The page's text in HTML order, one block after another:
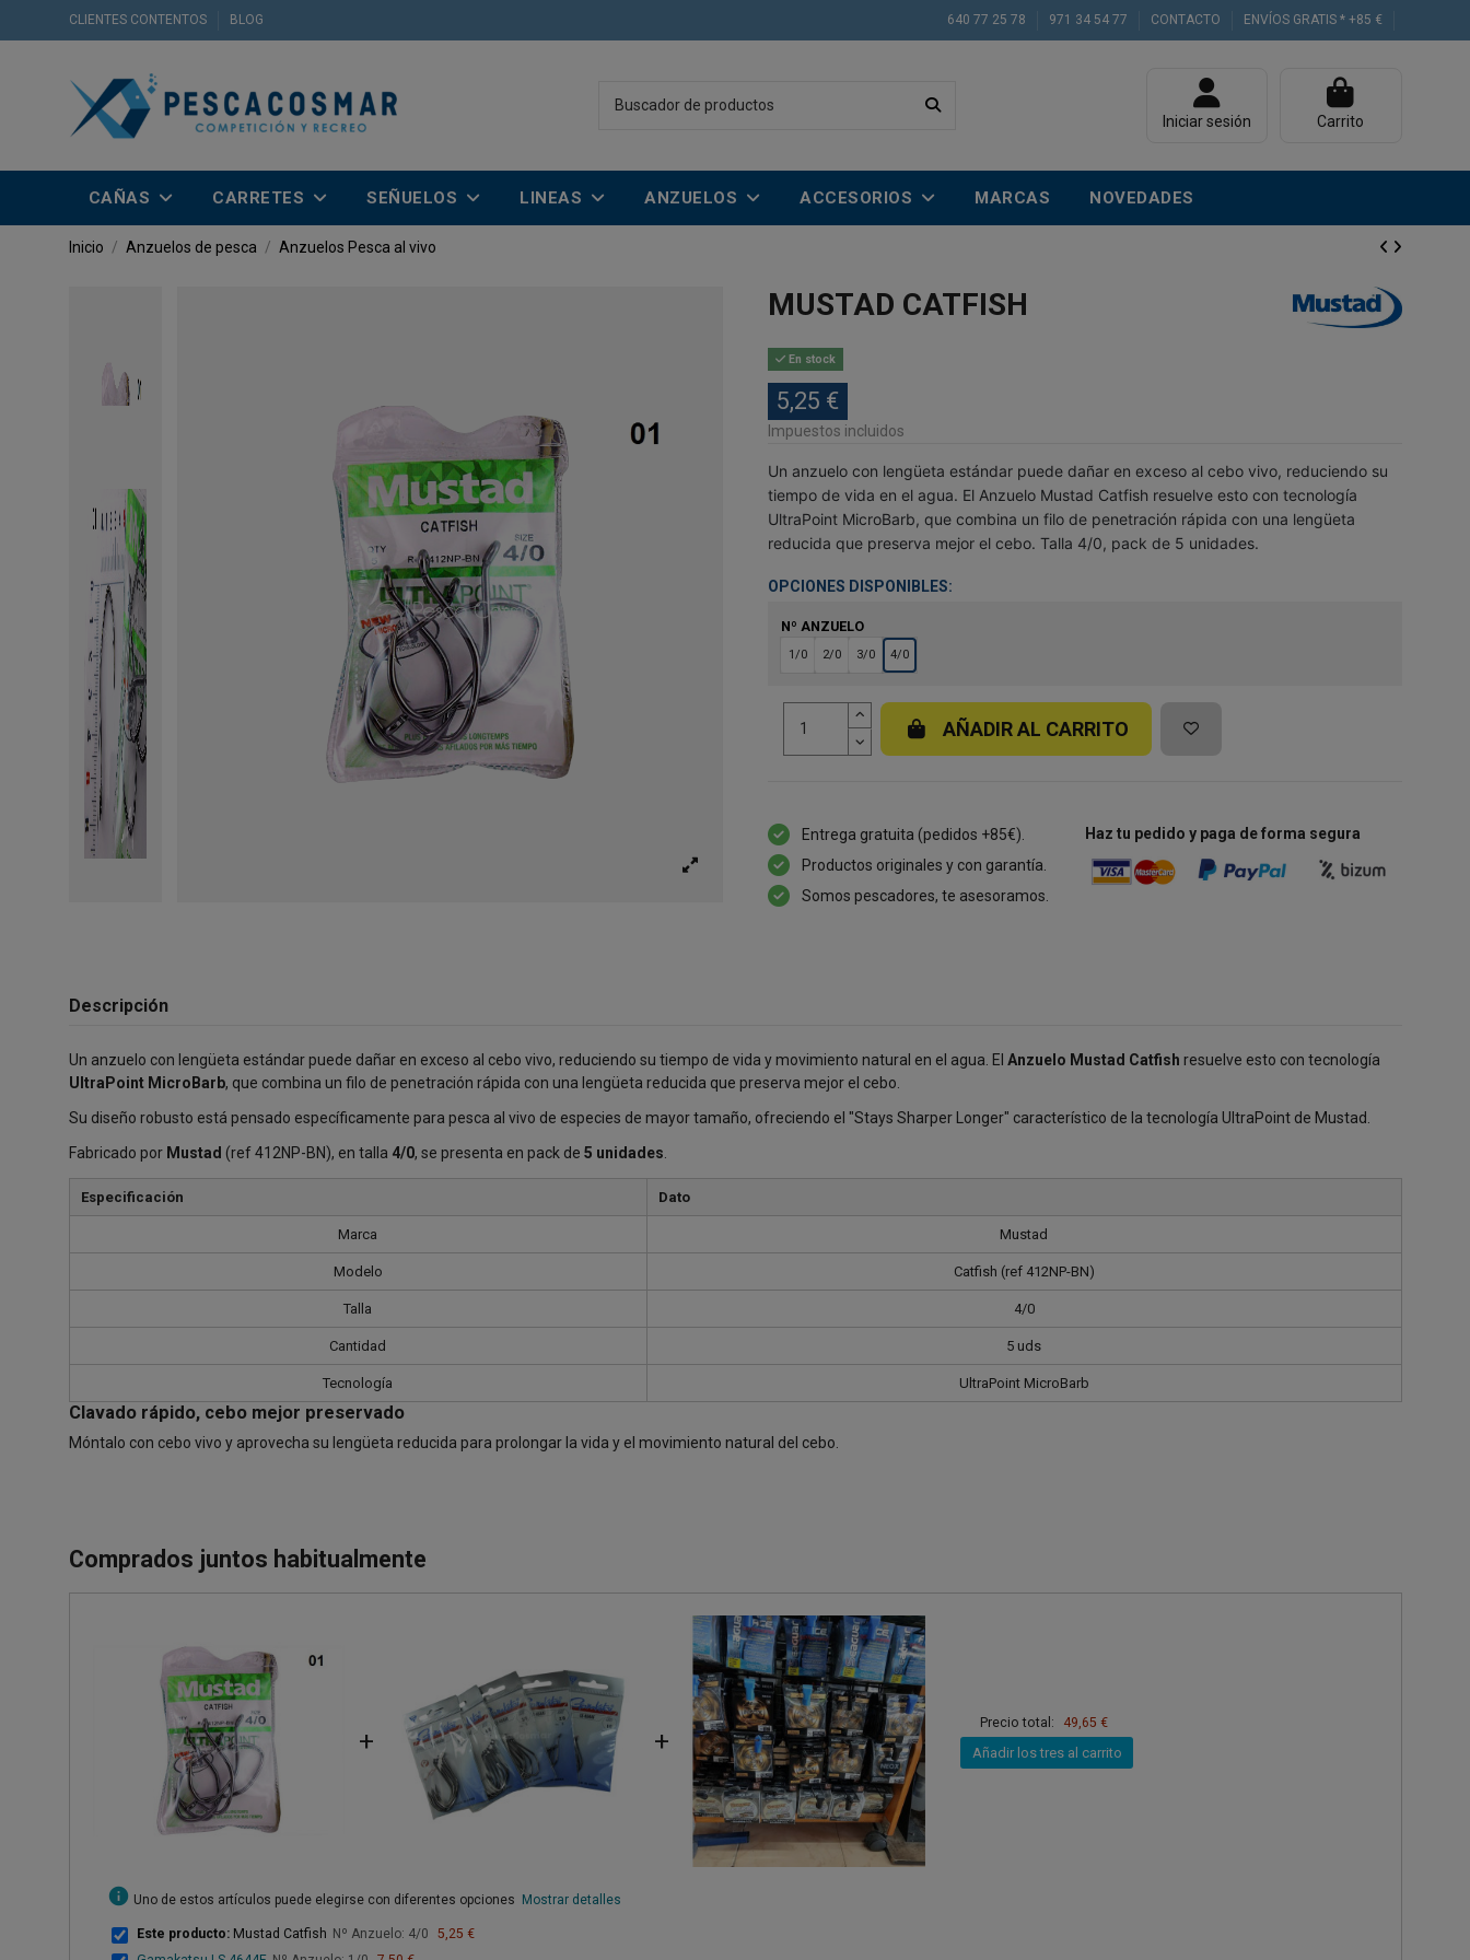
CLIENTES CONTENTOS BLOG 640 77 25 78 971 34 54 77 CONTACTO ENVÍOS GRATIS * +85 €
Iniciar sesión Carrito
CAÑAS CARRETES SEÑUELOS LINEAS ANZUELOS ACCESORIOS MARCAS NOVEDADES
Inicio Anzuelos de pesca Anzuelos Pesca al vivo
MUSTAD CATFISH
En stock
5,25 €
Impuestos incluidos
Un anzuelo con lengüeta estándar puede dañar en exceso al cebo vivo, reduciendo su
tiempo de vida en el agua. El Anzuelo Mustad Catfish resuelve esto con tecnología
UltraPoint MicroBarb, que combina un filo de penetración rápida con una lengüeta
reducida que preserva mejor el cebo. Talla 4/0, pack de 5 unidades.
OPCIONES DISPONIBLES:
Nº ANZUELO
1/0 2/0 3/0 4/0
AÑADIR AL CARRITO
Entrega gratuita (pedidos +85€).
Productos originales y con garantía.
Somos pescadores, te asesoramos.
Haz tu pedido y paga de forma segura
Descripción
Un anzuelo con lengüeta estándar puede dañar en exceso al cebo vivo, reduciendo su tiempo de vida y movimiento natural en el agua. El Anzuelo Mustad Catfish resuelve esto con tecnología
UltraPoint MicroBarb, que combina un filo de penetración rápida con una lengüeta reducida que preserva mejor el cebo.
Su diseño robusto está pensado específicamente para pesca al vivo de especies de mayor tamaño, ofreciendo el "Stays Sharper Longer" característico de la tecnología UltraPoint de Mustad.
Fabricado por Mustad (ref 412NP-BN), en talla 4/0, se presenta en pack de 5 unidades.
Especificación Dato
Marca Mustad
Modelo Catfish (ref 412NP-BN)
Talla 4/0
Cantidad 5 uds
Tecnología UltraPoint MicroBarb
Clavado rápido, cebo mejor preservado
Móntalo con cebo vivo y aprovecha su lengüeta reducida para prolongar la vida y el movimiento natural del cebo.
Comprados juntos habitualmente
+ +
Precio total: 49,65 €
Añadir los tres al carrito
info Uno de estos artículos puede elegirse con diferentes opciones Mostrar detalles
Este producto: Mustad Catfish Nº Anzuelo: 4/0
5,25 €